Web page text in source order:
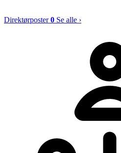
Direktørposter0 Se alle ›